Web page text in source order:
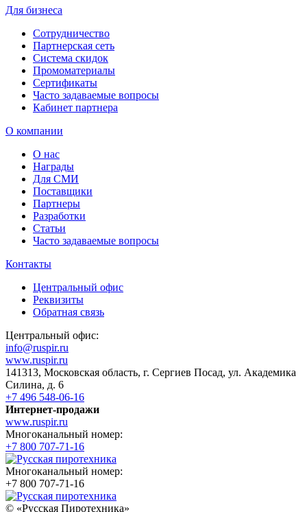
Для бизнеса
Сотрудничество
Партнерская сеть
Система скидок
Промоматериалы
Сертификаты
Часто задаваемые вопросы
Кабинет партнера
О компании
О нас
Награды
Для СМИ
Поставщики
Партнеры
Разработки
Статьи
Часто задаваемые вопросы
Контакты
Центральный офис
Реквизиты
Обратная связь
Центральный офис:
info@ruspir.ru
www.ruspir.ru
141313, Московская область, г. Сергиев Посад, ул. Академика
Силина, д. 6
+7 496 548-06-16
Интернет-продажи
www.ruspir.ru
Многоканальный номер:
+7 800 707-71-16
Многоканальный номер:
+7 800 707-71-16
© «Русская Пиротехника»